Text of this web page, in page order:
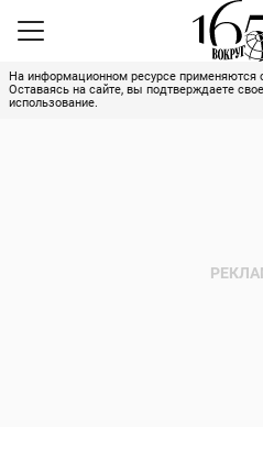
На информационном ресурсе применяются
Оставаясь на сайте, вы подтверждаете свое
использование.